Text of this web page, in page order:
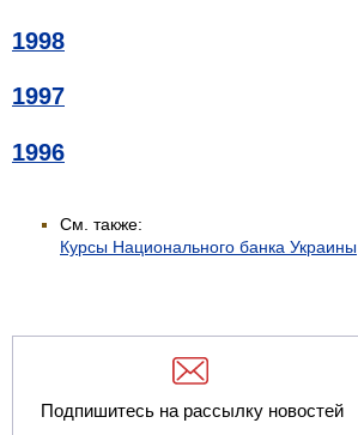
1998
1997
1996
См. также:
Курсы Национального банка Украины
Подпишитесь на рассылку новостей